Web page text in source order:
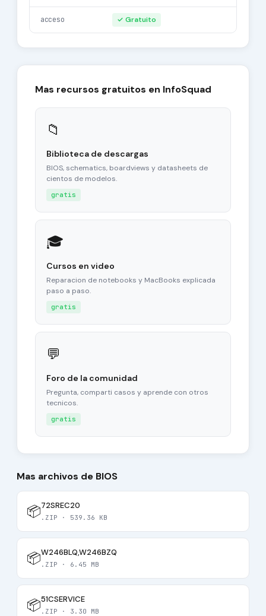
acceso ✓ Gratuito
Mas recursos gratuitos en InfoSquad
📁
Biblioteca de descargas
BIOS, schematics, boardviews y datasheets de
cientos de modelos.
gratis
🎓
Cursos en video
Reparacion de notebooks y MacBooks explicada
paso a paso.
gratis
💬
Foro de la comunidad
Pregunta, comparti casos y aprende con otros
tecnicos.
gratis
Mas archivos de BIOS
📦72SREC20
.ZIP · 539.36 KB
📦W246BLQ,W246BZQ
.ZIP · 6.45 MB
📦51CSERVICE
.ZIP · 3.30 MB